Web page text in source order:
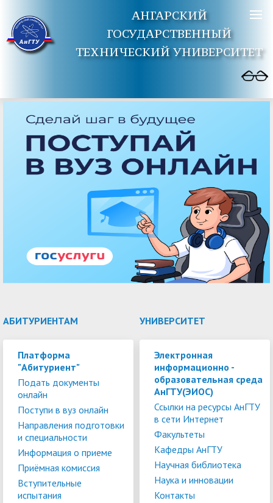
АНГАРСКИЙ
ГОСУДАРСТВЕННЫЙ
ТЕХНИЧЕСКИЙ УНИВЕРСИТЕТ
АБИТУРИЕНТАМ
Платформа
"Абитуриент"
Подать документы
онлайн
Поступи в вуз онлайн
Направления подготовки
и специальности
Информация о приеме
Приёмная комиссия
Вступительные
испытания
УНИВЕРСИТЕТ
Электронная
информационно -
образовательная среда
АнГТУ(ЭИОС)
Ссылки на ресурсы АнГТУ
в сети Интернет
Факультеты
Кафедры АнГТУ
Научная библиотека
Наука и инновации
Контакты